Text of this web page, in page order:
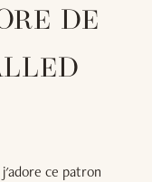
DE
ce patron